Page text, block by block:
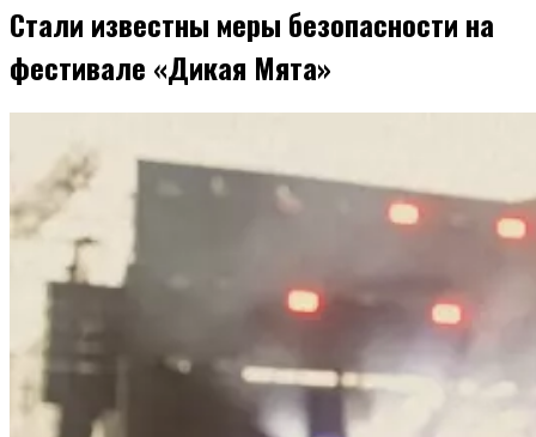
Стали известны меры безопасности на
фестивале «Дикая Мята»